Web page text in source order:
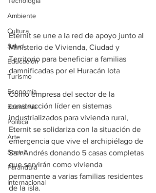
Ambiente
Cultura
Salud
Educación
Turismo
Economía
Economía
Política
Arte
Social
Farandula
Internacional
Eternit se une a la red de apoyo junto al
Ministerio de Vivienda, Ciudad y
Territorio para beneficiar a familias
damnificadas por el Huracán Iota
Como empresa del sector de la
construcción líder en sistemas
industrializados para vivienda rural,
Eternit se solidariza con la situación de
emergencia que vive el archipiélago de
San Andrés donando 5 casas completas
que servirán como vivienda
permanente a varias familias residentes
de la isla.